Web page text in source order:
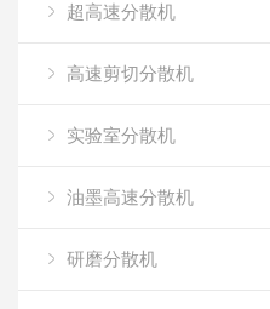
超高速分散机
高速剪切分散机
实验室分散机
油墨高速分散机
研磨分散机